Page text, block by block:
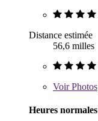
Distance estimée
56,6 milles
VoirPhotos
Heures normales